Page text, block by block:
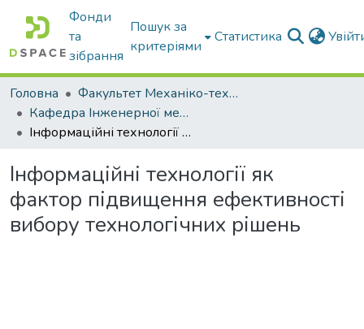
Фонди
та
зібрання
Пошук за
критеріями
Статистика
Головна
Факультет Механіко-технологічний
Кафедра Інженерної механіки та комп'ютерного проектування
Інформаційні технології як фактор підвищення ефективності вибору технологічних рішень
Інформаційні технології як
фактор підвищення ефективності
вибору технологічних рішень